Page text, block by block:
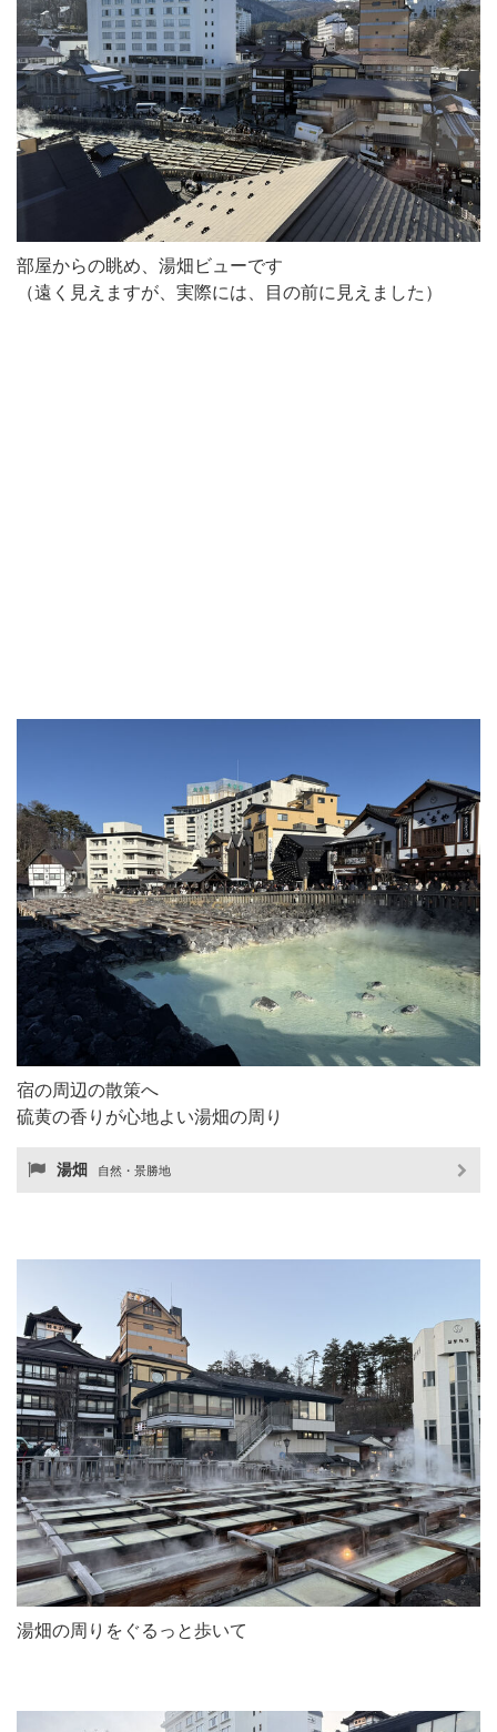
部屋からの眺め、湯畑ビューです
（遠く見えますが、実際には、目の前に見えました）
宿の周辺の散策へ
硫黄の香りが心地よい湯畑の周り
湯畑 自然・景勝地
湯畑の周りをぐるっと歩いて